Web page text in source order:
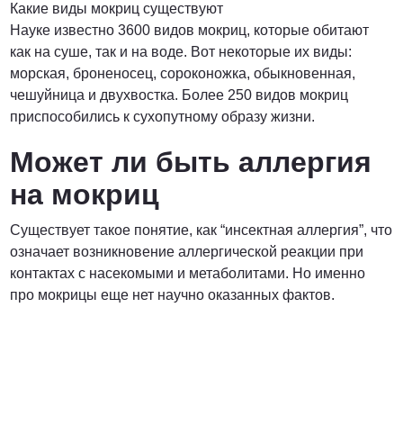
Какие виды мокриц существуют
Науке известно 3600 видов мокриц, которые обитают
как на суше, так и на воде. Вот некоторые их виды:
морская, броненосец, сороконожка, обыкновенная,
чешуйница и двухвостка. Более 250 видов мокриц
приспособились к сухопутному образу жизни.
Может ли быть аллергия
на мокриц
Существует такое понятие, как “инсектная аллергия”, что
означает возникновение аллергической реакции при
контактах с насекомыми и метаболитами. Но именно
про мокрицы еще нет научно оказанных фактов.